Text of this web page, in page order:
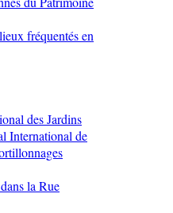
fréquentés en
des Jardins
International de
la Rue